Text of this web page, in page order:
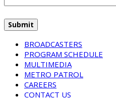
BROADCASTERS
PROGRAM SCHEDULE
MULTIMEDIA
METRO PATROL
CAREERS
CONTACT US